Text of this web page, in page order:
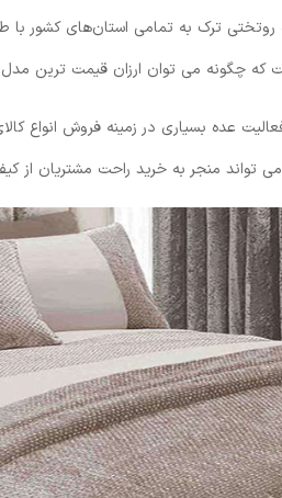
ترک به تمامی استان‌های کشور با
که چگونه می توان ارزان قیمت ترین مدل
عده بسیاری در زمینه فروش انواع
‌تواند منجر به خرید راحت مشتریان از